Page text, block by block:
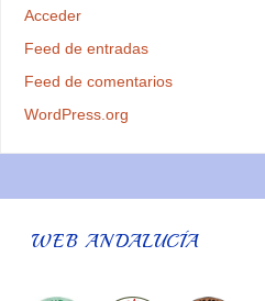
Acceder
Feed de entradas
Feed de comentarios
WordPress.org
WEB ANDALUCÍA